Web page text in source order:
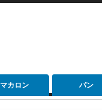
マカロン パン